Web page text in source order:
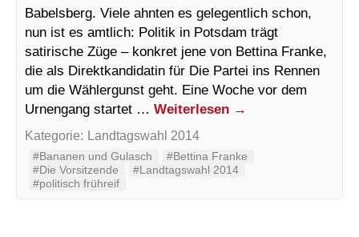
Babelsberg. Viele ahnten es gelegentlich schon,
nun ist es amtlich: Politik in Potsdam trägt
satirische Züge – konkret jene von Bettina Franke,
die als Direktkandidatin für Die Partei ins Rennen
um die Wählergunst geht. Eine Woche vor dem
Urnengang startet … Weiterlesen →
Kategorie: Landtagswahl 2014
#Bananen und Gulasch
#Bettina Franke
#Die Vorsitzende
#Landtagswahl 2014
#politisch frühreif